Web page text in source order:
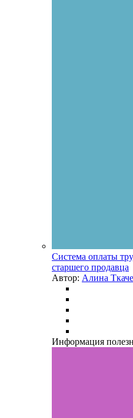
Система оплаты
старшего продавца
Автор: Алина
Информация